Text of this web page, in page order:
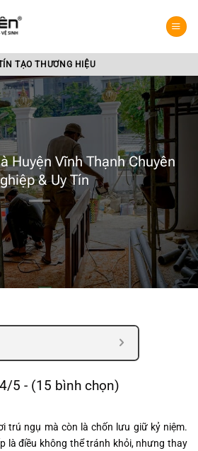
TẠO THƯƠNG HIỆU
Huyện Vĩnh Thạnh Chuyên
& Uy Tín
4/5 - (15 bình chọn)
trú ngụ mà còn là chốn lưu giữ kỷ niệm.
là điều không thể tránh khỏi, nhưng thay